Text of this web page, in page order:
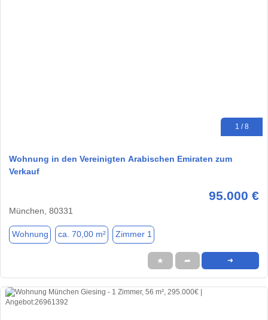
1 / 8
Wohnung in den Vereinigten Arabischen Emiraten zum
Verkauf
95.000 €
München, 80331
Wohnung ca. 70,00 m² Zimmer 1
★ ➦ ➜